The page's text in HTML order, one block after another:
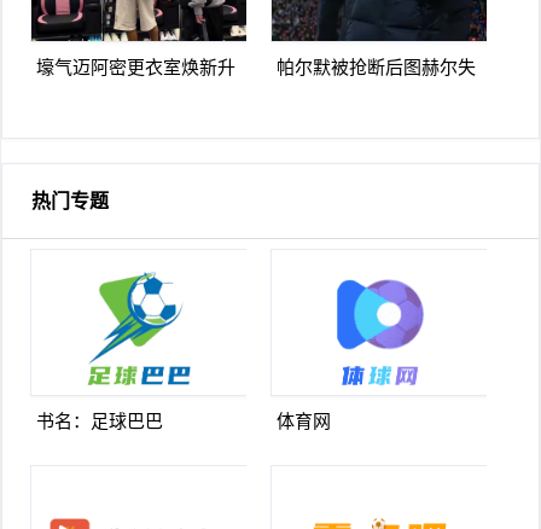
壕气迈阿密更衣室焕新升
帕尔默被抢断后图赫尔失
破门
热门专题
书名：足球巴巴 体育网